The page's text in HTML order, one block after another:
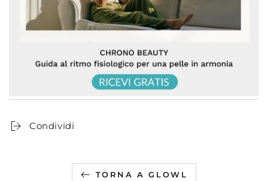
Condividi
TORNA A GLOWL